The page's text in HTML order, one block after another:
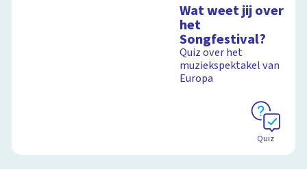
Wat weet jij over
het
Songfestival?
Quiz over het
muziekspektakel van
Europa
Quiz